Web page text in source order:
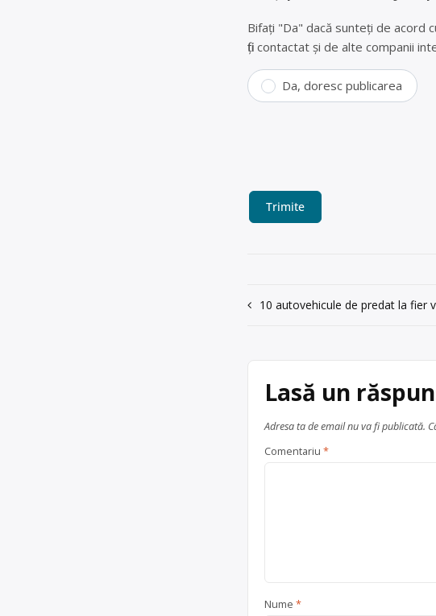
Bifați "Da" dacă sunteți de acord
fiți contactat și de alte companii
Da, doresc publicarea
Navigare
10 autovehicule de predat la fier
Lasă un
Adresa ta de email nu va fi publicată.
Comentariu *
Nume *